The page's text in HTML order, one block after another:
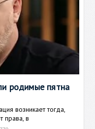
родимые пятна
возникает тогда,
права, в